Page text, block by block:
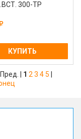
300-ТР
КУПИТЬ
| 1 2 3 45